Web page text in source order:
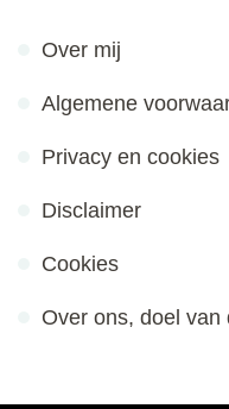
Over mij
Algemene
Privacy en cookies
Disclaimer
Cookies
Over ons, doel van